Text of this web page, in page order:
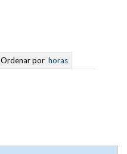
Ordenar por horas